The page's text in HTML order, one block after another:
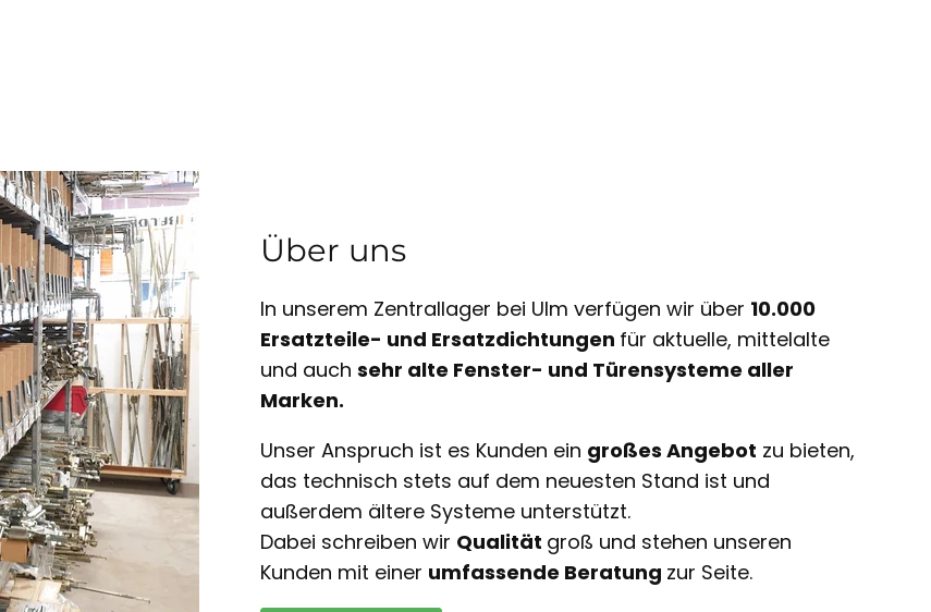
Über uns
In unserem Zentrallager bei Ulm verfügen wir über 10.000
Ersatzteile- und Ersatzdichtungen für aktuelle, mittelalte
und auchsehr alte Fenster- und Türensysteme aller
Marken.
Unser Anspruch ist es Kunden ein großes Angebot zu bieten,
das technisch stets auf dem neuesten Stand ist und
außerdem ältere Systeme unterstützt.
Dabei schreiben wir Qualität groß und stehen unseren
Kunden mit einer umfassende Beratung zur Seite.